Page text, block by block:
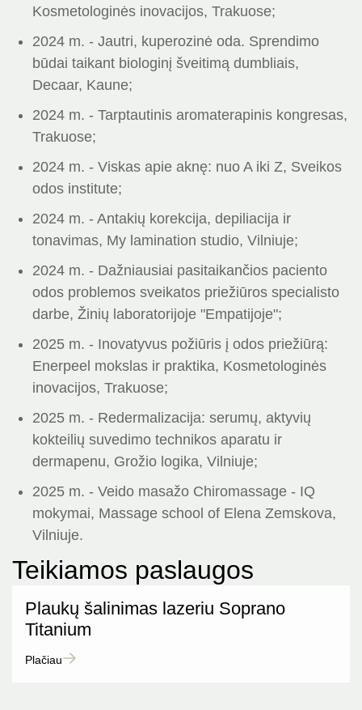
Kosmetologinės inovacijos, Trakuose;
2024 m. - Jautri, kuperozinė oda. Sprendimo
būdai taikant biologinį šveitimą dumbliais,
Decaar, Kaune;
2024 m. - Tarptautinis aromaterapinis kongresas,
Trakuose;
2024 m. - Viskas apie aknę: nuo A iki Z, Sveikos
odos institute;
2024 m. - Antakių korekcija, depiliacija ir
tonavimas, My lamination studio, Vilniuje;
2024 m. - Dažniausiai pasitaikančios paciento
odos problemos sveikatos priežiūros specialisto
darbe, Žinių laboratorijoje "Empatijoje";
2025 m. - Inovatyvus požiūris į odos priežiūrą:
Enerpeel mokslas ir praktika, Kosmetologinės
inovacijos, Trakuose;
2025 m. - Redermalizacija: serumų, aktyvių
kokteilių suvedimo technikos aparatu ir
dermapenu, Grožio logika, Vilniuje;
2025 m. - Veido masažo Chiromassage - IQ
mokymai, Massage school of Elena Zemskova,
Vilniuje.
Teikiamos paslaugos
Plaukų šalinimas lazeriu Soprano
Titanium
Plačiau